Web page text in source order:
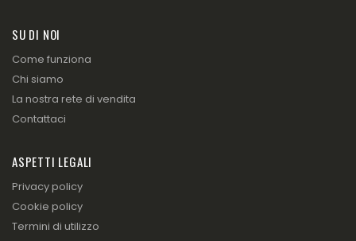
SU DI NOI
Come funziona
Chi siamo
La nostra rete di vendita
Contattaci
ASPETTI LEGALI
Privacy policy
Cookie policy
Termini di utilizzo